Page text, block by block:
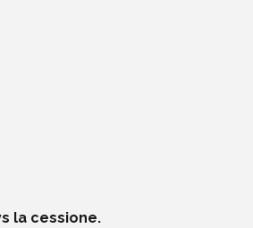
la cessione.